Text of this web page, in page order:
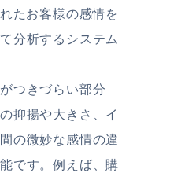
たお客様の感情を
分析するシステム
つきづらい部分
抑揚や大きさ、イ
の微妙な感情の違
です。例えば、購